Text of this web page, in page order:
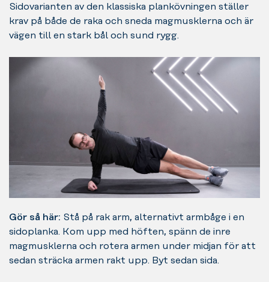
Sidovarianten av den klassiska plankövningen ställer
krav på både de raka och sneda magmusklerna och är
vägen till en stark bål och sund rygg.
Gör så här: Stå på rak arm, alternativt armbåge i en
sidoplanka. Kom upp med höften, spänn de inre
magmusklerna och rotera armen under midjan för att
sedan sträcka armen rakt upp. Byt sedan sida.